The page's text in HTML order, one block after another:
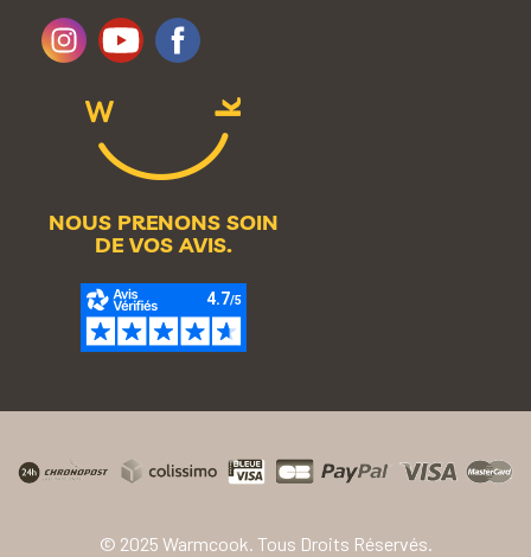
NOUS PRENONS SOIN
DE VOS AVIS.
© 2025 Warmcook. Tous Droits Réservés.